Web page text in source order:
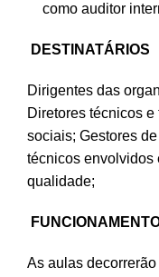
como auditor
DESTINATÁRIOS
Dirigentes das
Diretores técnicos
sociais; Gestores
técnicos envolvidos
qualidade;
F
As aulas